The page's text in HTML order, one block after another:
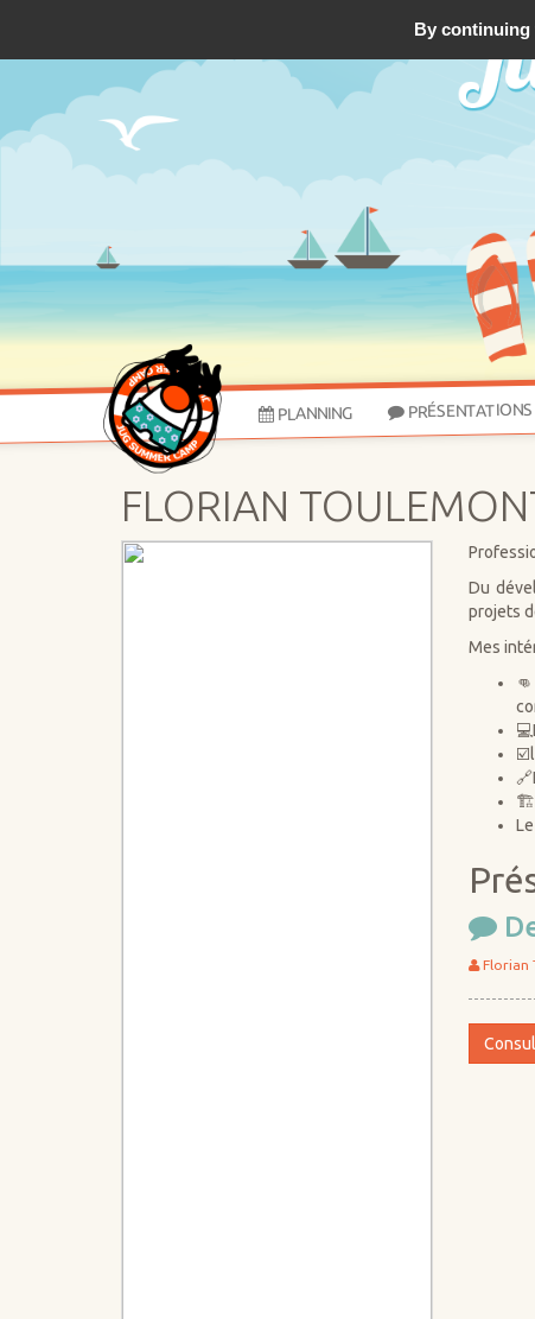
PLANNING PRÉSENTATIONS
FLORIAN
Du
projets
Mes
Florian
By